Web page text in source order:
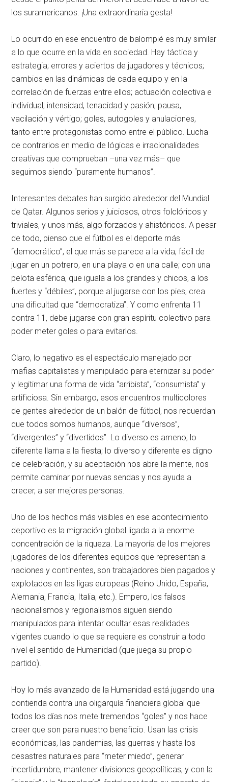
los suramericanos. ¡Una extraordinaria gesta!
Lo ocurrido en ese encuentro de balompié es muy similar
a lo que ocurre en la vida en sociedad. Hay táctica y
estrategia; errores y aciertos de jugadores y técnicos;
cambios en las dinámicas de cada equipo y en la
correlación de fuerzas entre ellos; actuación colectiva e
individual; intensidad, tenacidad y pasión; pausa,
vacilación y vértigo; goles, autogoles y anulaciones,
tanto entre protagonistas como entre el público. Lucha
de contrarios en medio de lógicas e irracionalidades
creativas que comprueban –una vez más– que
seguimos siendo “puramente humanos”.
Interesantes debates han surgido alrededor del Mundial
de Qatar. Algunos serios y juiciosos, otros folclóricos y
triviales, y unos más, algo forzados y ahistóricos. A pesar
de todo, pienso que el fútbol es el deporte más
“democrático”, el que más se parece a la vida; fácil de
jugar en un potrero, en una playa o en una calle; con una
pelota esférica, que iguala a los grandes y chicos, a los
fuertes y “débiles”, porque al jugarse con los pies, crea
una dificultad que “democratiza”. Y como enfrenta 11
contra 11, debe jugarse con gran espíritu colectivo para
poder meter goles o para evitarlos.
Claro, lo negativo es el espectáculo manejado por
mafias capitalistas y manipulado para eternizar su poder
y legitimar una forma de vida “arribista”, “consumista” y
artificiosa. Sin embargo, esos encuentros multicolores
de gentes alrededor de un balón de fútbol, nos recuerdan
que todos somos humanos, aunque “diversos”,
“divergentes” y “divertidos”. Lo diverso es ameno; lo
diferente llama a la fiesta; lo diverso y diferente es digno
de celebración, y su aceptación nos abre la mente, nos
permite caminar por nuevas sendas y nos ayuda a
crecer, a ser mejores personas.
Uno de los hechos más visibles en ese acontecimiento
deportivo es la migración global ligada a la enorme
concentración de la riqueza. La mayoría de los mejores
jugadores de los diferentes equipos que representan a
naciones y continentes, son trabajadores bien pagados y
explotados en las ligas europeas (Reino Unido, España,
Alemania, Francia, Italia, etc.). Empero, los falsos
nacionalismos y regionalismos siguen siendo
manipulados para intentar ocultar esas realidades
vigentes cuando lo que se requiere es construir a todo
nivel el sentido de Humanidad (que juega su propio
partido).
Hoy lo más avanzado de la Humanidad está jugando una
contienda contra una oligarquía financiera global que
todos los días nos mete tremendos “goles” y nos hace
creer que son para nuestro beneficio. Usan las crisis
económicas, las pandemias, las guerras y hasta los
desastres naturales para “meter miedo”, generar
incertidumbre, mantener divisiones geopolíticas, y con la